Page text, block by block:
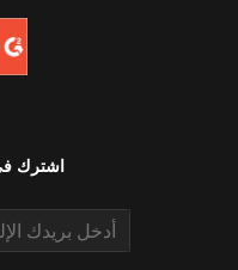
اشترك في
Email address